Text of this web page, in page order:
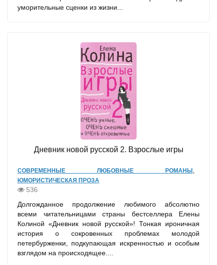
уморительные сценки из жизни...
Дневник новой русской 2. Взрослые игры
СОВРЕМЕННЫЕ ЛЮБОВНЫЕ РОМАНЫ
ЮМОРИСТИЧЕСКАЯ ПРОЗА
536
Долгожданное продолжение любимого абсолютно
всеми читательницами страны бестселлера Елены
Колиной «Дневник новой русской»! Тонкая ироничная
история о сокровенных проблемах молодой
петербурженки, подкупающая искренностью и особым
взглядом на происходящее....